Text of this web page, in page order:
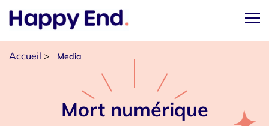
Accueil > Media
Mort numérique